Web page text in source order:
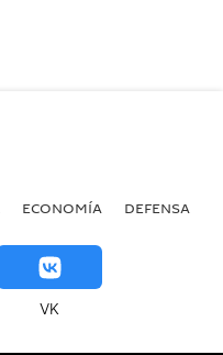
ECONOMÍA DEFENSA
VK